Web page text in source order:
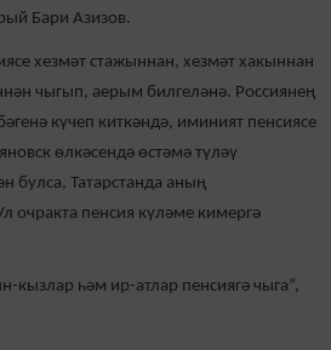
Бари Азизов.
хезмәт стажыннан, хезмәт хакыннан
чыгып, аерым билгеләнә. Россиянең
күчеп киткәндә, иминият пенсиясе
өлкәсендә өстәмә түләү
булса, Татарстанда аның
очракта пенсия күләме кимергә
кызлар һәм ир-атлар пенсиягә чыга”,